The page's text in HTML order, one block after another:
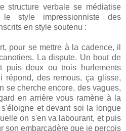
structure verbale se médiatise
style impressionniste des
en style soutenu :
pour se mettre à la cadence, il
La dispute. Un bout de
puis deux ou trois hurlements
répond, des remous, ça glisse,
se cherche encore, des vagues,
en arrière vous ramène à la
et devant soi la longue
on s'en va labourant, et puis
son embarcadère que je perçois